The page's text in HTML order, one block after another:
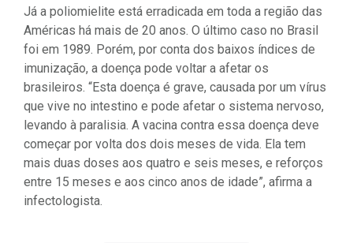
Já a poliomielite está erradicada em toda a região das
Américas há mais de 20 anos. O último caso no Brasil
foi em 1989. Porém, por conta dos baixos índices de
imunização, a doença pode voltar a afetar os
brasileiros. “Esta doença é grave, causada por um vírus
que vive no intestino e pode afetar o sistema nervoso,
levando à paralisia. A vacina contra essa doença deve
começar por volta dos dois meses de vida. Ela tem
mais duas doses aos quatro e seis meses, e reforços
entre 15 meses e aos cinco anos de idade”, afirma a
infectologista.